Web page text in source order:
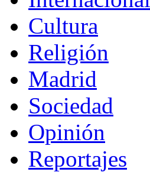
Cultura
Religión
Madrid
Sociedad
Opinión
Reportajes